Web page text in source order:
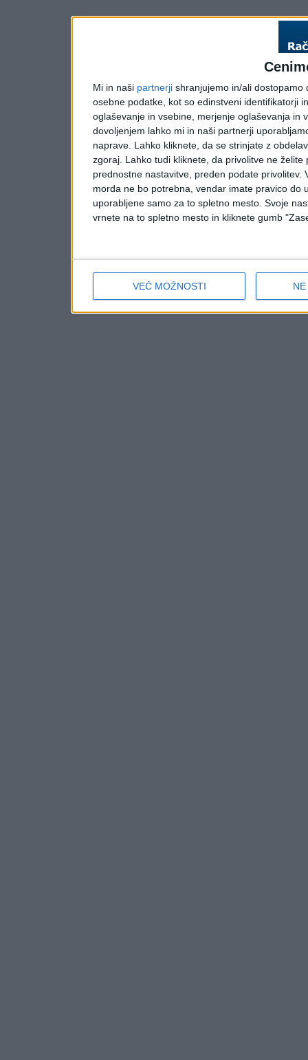
Mi in naši partnerji shranjujemo in/ali dostopamo
osebne podatke, kot so edinstveni identifikatorji
oglaševanje in vsebine, merjenje oglaševanja in
dovoljenjem lahko mi in naši partnerji
naprave. Lahko kliknete, da se strinjate z
zgoraj. Lahko tudi kliknete, da privolitve ne
prednostne nastavitve, preden podate privolitev.
morda ne bo potrebna, vendar imate pravico do
uporabljene samo za to spletno mesto. Svoje
vrnete na to spletno mesto in kliknete gumb
VEČ MOŽNOSTI